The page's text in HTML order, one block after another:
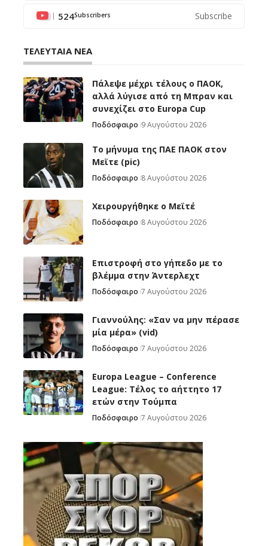
524Subscribers Subscribe
ΤΕΛΕΥΤΑΙΑ ΝΕΑ
Πάλεψε μέχρι τέλους ο ΠΑΟΚ,
αλλά λύγισε από τη Μπραν και
συνεχίζει στο Europa Cup
Ποδόσφαιρο 9 Αυγούστου 2026
Το μήνυμα της ΠΑΕ ΠΑΟΚ στον
Μεϊτε (pic)
Ποδόσφαιρο 8 Αυγούστου 2026
Χειρουργήθηκε ο Μεϊτέ
Ποδόσφαιρο 8 Αυγούστου 2026
Επιστροφή στο γήπεδο με το
βλέμμα στην Άντερλεχτ
Ποδόσφαιρο 7 Αυγούστου 2026
Γιαννούλης: «Σαν να μην πέρασε
μία μέρα» (vid)
Ποδόσφαιρο 7 Αυγούστου 2026
Europa League – Conference
League: Τέλος το αήττητο 17
ετών στην Τούμπα
Ποδόσφαιρο 7 Αυγούστου 2026